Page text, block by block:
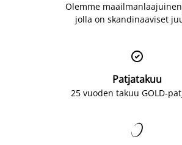
Olemme
jolla on skandinaaviset

Patjatakuu
25 vuoden takuu GOLD-
